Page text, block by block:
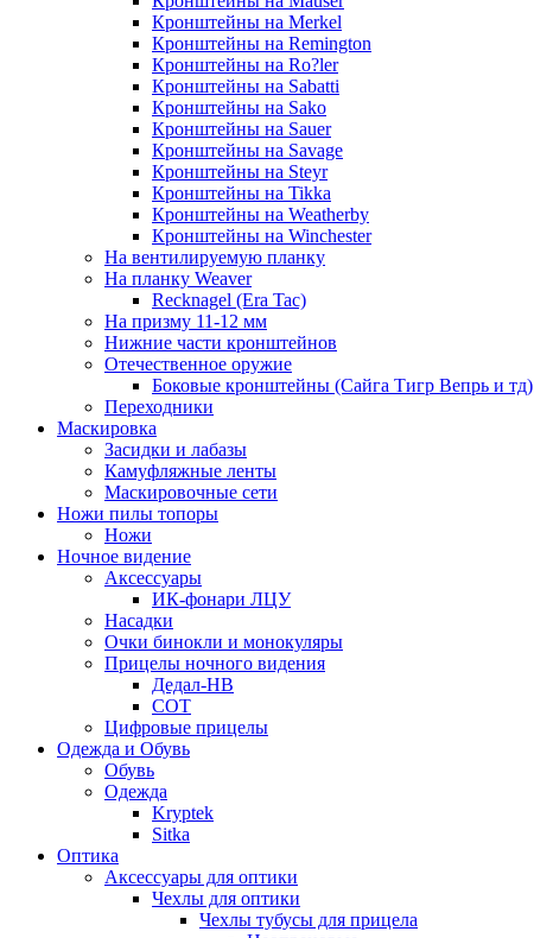
Кронштейны на Merkel
Кронштейны на Remington
Кронштейны на Ro?ler
Кронштейны на Sabatti
Кронштейны на Sako
Кронштейны на Sauer
Кронштейны на Savage
Кронштейны на Steyr
Кронштейны на Tikka
Кронштейны на Weatherby
Кронштейны на Winchester
На вентилируемую планку
На планку Weaver
Recknagel (Era Tac)
На призму 11-12 мм
Нижние части кронштейнов
Отечественное оружие
Боковые кронштейны (Сайга Тигр Вепрь и тд)
Переходники
Маскировка
Засидки и лабазы
Камуфляжные ленты
Маскировочные сети
Ножи пилы топоры
Ножи
Ночное видение
Аксессуары
ИК-фонари ЛЦУ
Насадки
Очки бинокли и монокуляры
Прицелы ночного видения
Дедал-НВ
СОТ
Цифровые прицелы
Одежда и Обувь
Обувь
Одежда
Kryptek
Sitka
Оптика
Аксессуары для оптики
Чехлы для оптики
Чехлы тубусы для прицела